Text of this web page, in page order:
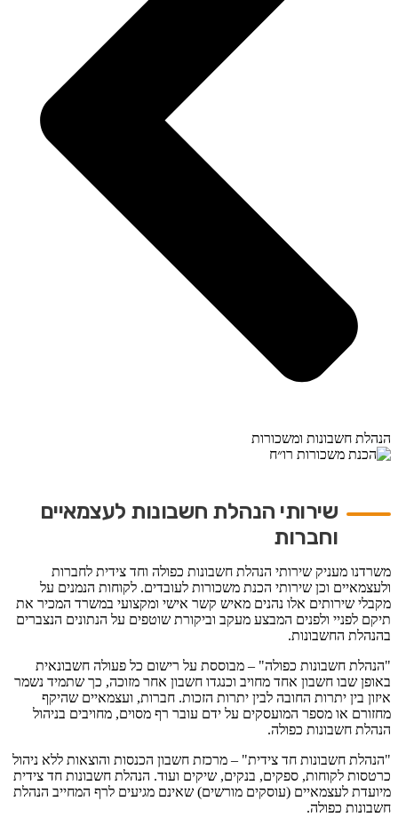
הנהלת חשבונות ומשכורות
שירותי הנהלת חשבונות לעצמאיים
וחברות
משרדנו מעניק שירותי הנהלת חשבונות כפולה וחד צידית לחברות
ולעצמאיים וכן שירותי הכנת משכורות לעובדים. לקוחות הנמנים על
מקבלי שירותים אלו נהנים מאיש קשר אישי ומקצועי במשרד המכיר את
תיקם לפניי ולפנים המבצע מעקב וביקורת שוטפים על הנתונים הנצברים
בהנהלת החשבונות.
"הנהלת חשבונות כפולה" – מבוססת על רישום כל פעולה חשבונאית
באופן שבו חשבון אחד מחויב וכנגדו חשבון אחר מזוכה, כך שתמיד נשמר
איזון בין יתרות החובה לבין יתרות הזכות. חברות, ועצמאיים שהיקף
מחזורם או מספר המועסקים על ידם עובר רף מסוים, מחויבים בניהול
הנהלת חשבונות כפולה.
"הנהלת חשבונות חד צידית" – מרכזת חשבון הכנסות והוצאות ללא ניהול
כרטסות לקוחות, ספקים, בנקים, שיקים ועוד. הנהלת חשבונות חד צידית
מיועדת לעצמאיים (עוסקים מורשים) שאינם מגיעים לרף המחייב הנהלת
חשבונות כפולה.